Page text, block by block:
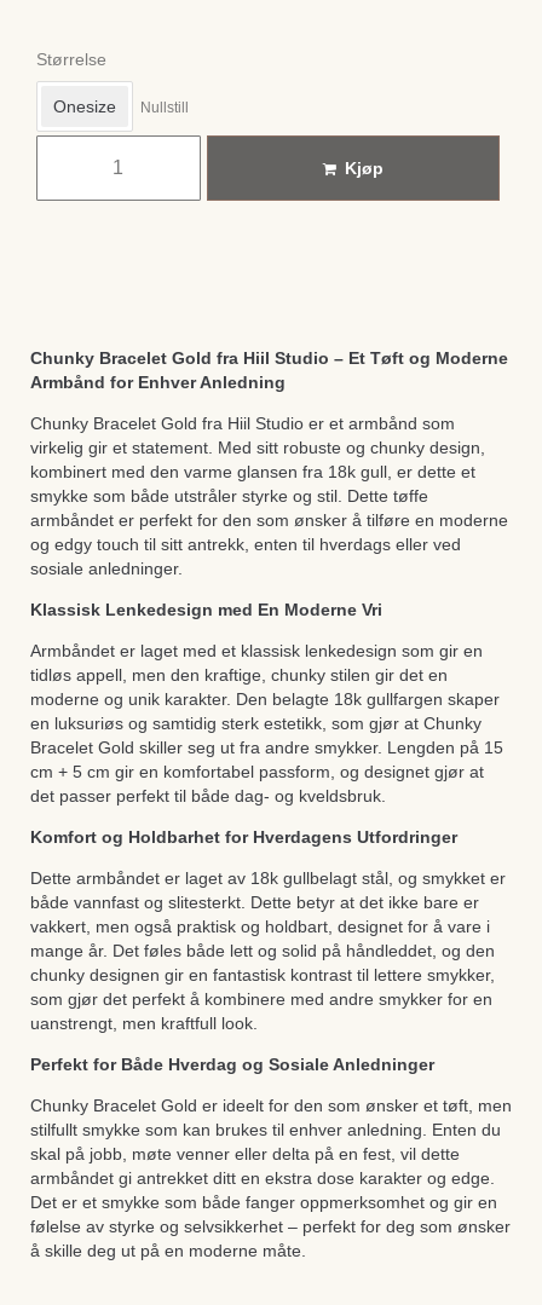
Størrelse
Onesize Nullstill
Kjøp
Chunky Bracelet Gold fra Hiil Studio – Et Tøft og Moderne
Armbånd for Enhver Anledning
Chunky Bracelet Gold fra Hiil Studio er et armbånd som
virkelig gir et statement. Med sitt robuste og chunky design,
kombinert med den varme glansen fra 18k gull, er dette et
smykke som både utstråler styrke og stil. Dette tøffe
armbåndet er perfekt for den som ønsker å tilføre en moderne
og edgy touch til sitt antrekk, enten til hverdags eller ved
sosiale anledninger.
Klassisk Lenkedesign med En Moderne Vri
Armbåndet er laget med et klassisk lenkedesign som gir en
tidløs appell, men den kraftige, chunky stilen gir det en
moderne og unik karakter. Den belagte 18k gullfargen skaper
en luksuriøs og samtidig sterk estetikk, som gjør at Chunky
Bracelet Gold skiller seg ut fra andre smykker. Lengden på 15
cm + 5 cm gir en komfortabel passform, og designet gjør at
det passer perfekt til både dag- og kveldsbruk.
Komfort og Holdbarhet for Hverdagens Utfordringer
Dette armbåndet er laget av 18k gullbelagt stål, og smykket er
både vannfast og slitesterkt. Dette betyr at det ikke bare er
vakkert, men også praktisk og holdbart, designet for å vare i
mange år. Det føles både lett og solid på håndleddet, og den
chunky designen gir en fantastisk kontrast til lettere smykker,
som gjør det perfekt å kombinere med andre smykker for en
uanstrengt, men kraftfull look.
Perfekt for Både Hverdag og Sosiale Anledninger
Chunky Bracelet Gold er ideelt for den som ønsker et tøft, men
stilfullt smykke som kan brukes til enhver anledning. Enten du
skal på jobb, møte venner eller delta på en fest, vil dette
armbåndet gi antrekket ditt en ekstra dose karakter og edge.
Det er et smykke som både fanger oppmerksomhet og gir en
følelse av styrke og selvsikkerhet – perfekt for deg som ønsker
å skille deg ut på en moderne måte.